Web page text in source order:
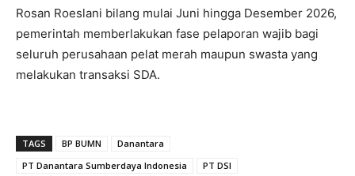
Rosan Roeslani bilang mulai Juni hingga Desember 2026,
pemerintah memberlakukan fase pelaporan wajib bagi
seluruh perusahaan pelat merah maupun swasta yang
melakukan transaksi SDA.
TAGS BP BUMN
Danantara
PT Danantara Sumberdaya Indonesia
PT DSI